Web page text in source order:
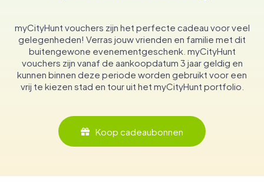
myCityHunt vouchers zijn het perfecte cadeau voor veel
gelegenheden! Verras jouw vrienden en familie met dit
buitengewone evenementgeschenk. myCityHunt
vouchers zijn vanaf de aankoopdatum 3 jaar geldig en
kunnen binnen deze periode worden gebruikt voor een
vrij te kiezen stad en tour uit het myCityHunt portfolio.
Koop cadeaubonnen